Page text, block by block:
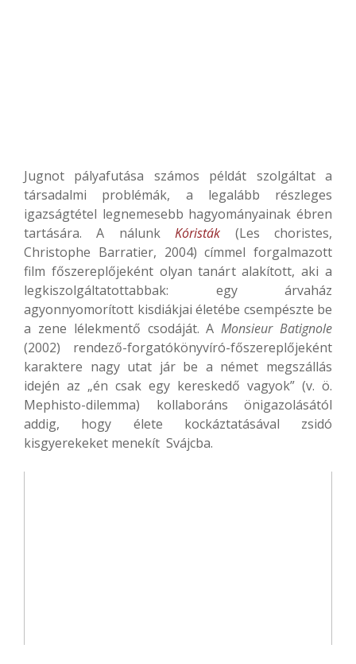
Jugnot pályafutása számos példát szolgáltat a
társadalmi problémák, a legalább részleges
igazságtétel legnemesebb hagyományainak ébren
tartására. A nálunkKóristák (Les choristes,
Christophe Barratier, 2004) címmel forgalmazott
film főszereplőjeként olyan tanárt alakított, aki a
legkiszolgáltatottabbak: egy árvaház
agyonnyomorított kisdiákjai életébe csempészte be
a zene lélekmentő csodáját. AMonsieur Batignole
(2002) rendező-forgatókönyvíró-főszereplőjeként
karaktere nagy utat jár be a német megszállás
idején az „én csak egy kereskedő vagyok” (v. ö.
Mephisto-dilemma) kollaboráns önigazolásától
addig, hogy élete kockáztatásával zsidó
kisgyerekeket menekít Svájcba.